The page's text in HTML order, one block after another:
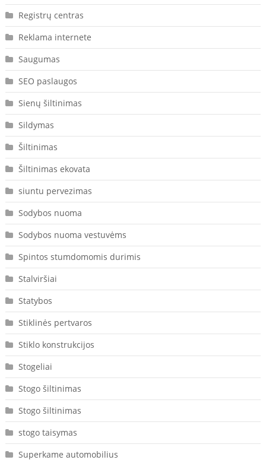
Registrų centras
Reklama internete
Saugumas
SEO paslaugos
Sienų šiltinimas
Sildymas
Šiltinimas
Šiltinimas ekovata
siuntu pervezimas
Sodybos nuoma
Sodybos nuoma vestuvėms
Spintos stumdomomis durimis
Stalviršiai
Statybos
Stiklinės pertvaros
Stiklo konstrukcijos
Stogeliai
Stogo šiltinimas
Stogo šiltinimas
stogo taisymas
Superkame automobilius